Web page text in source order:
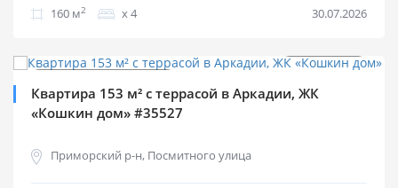
160 м2 х 4 30.07.2026
Квартира 153 м² с террасой в Аркадии, ЖК
«Кошкин дом» #35527
Приморский р-н, Посмитного улица